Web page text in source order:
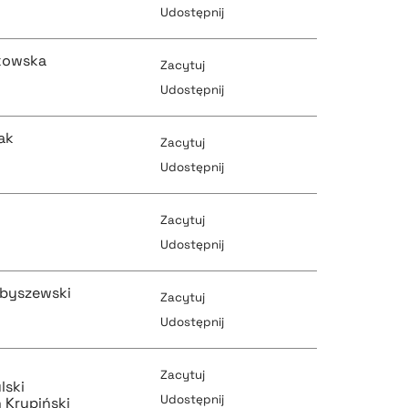
pobierz cytat
pobierz cytat
pobierz cytat
pobierz cytat
Udostępnij
pobierz cytat
pobierz cytat
Zacytuj
Udostępnij
pobierz cytat
pobierz cytat
Zacytuj
Udostępnij
pobierz cytat
pobierz cytat
Zacytuj
Udostępnij
pobierz cytat
Zacytuj
Udostępnij
Krupiński
Zacytuj
Udostępnij